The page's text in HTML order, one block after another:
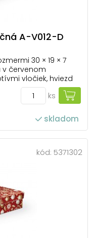
A-V012-D
30 × 19 × 7
červenom
vločiek, hviezd
mu sviatočný
sa stane
kúzelnú
ks
skladom
kód: 5371302